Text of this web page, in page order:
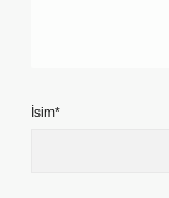
İsim*